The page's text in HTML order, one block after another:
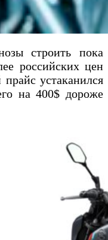
строить пока
российских цен
устаканился
на 400$ дороже